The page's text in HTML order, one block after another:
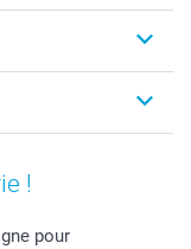
!
pour